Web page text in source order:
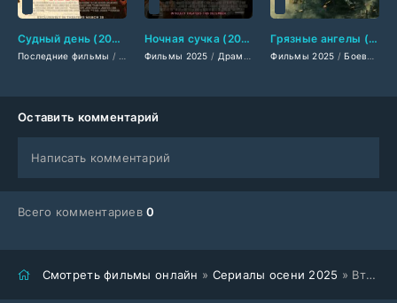
Судный день (2025)
Последние фильмы / Фильмы 2025 /Боевики 2025 Фильмы-криминал 2025
Ночная сучка (2025)
Фильмы 2025 / Драмы 2025 /Зарубежные фильмы
Грязные ангелы (2025)
Фильмы 2025 /Боевики 2025
Оставить комментарий
Написать комментарий
Всего комментариев0
Смотреть фильмы онлайн » Сериалы осени 2025 » Вторжение (2021-2025)